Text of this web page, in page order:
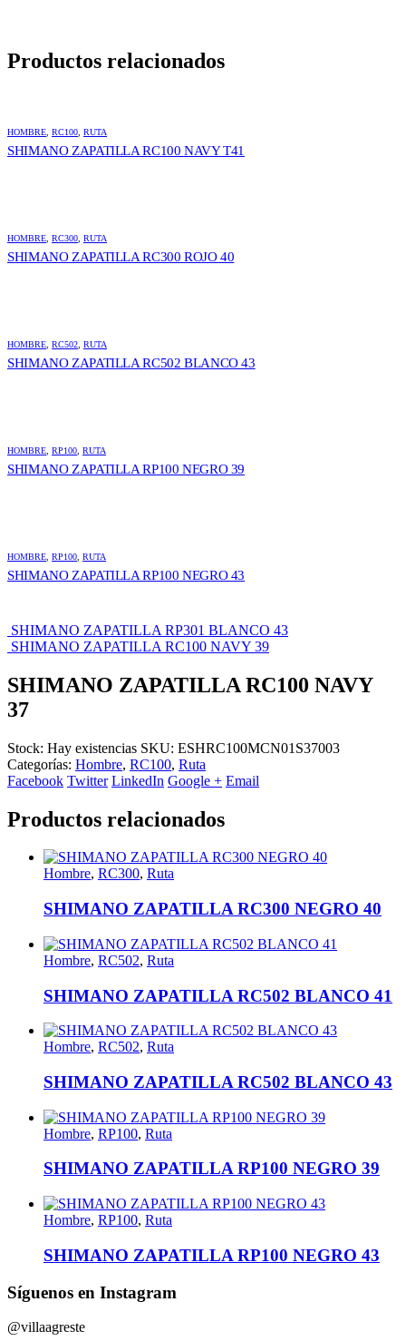
Productos relacionados
HOMBRE RC100 RUTA
SHIMANO ZAPATILLA RC100 NAVY T41
HOMBRE RC300 RUTA
SHIMANO ZAPATILLA RC300 ROJO 40
HOMBRE RC502 RUTA
SHIMANO ZAPATILLA RC502 BLANCO 43
HOMBRE RP100 RUTA
SHIMANO ZAPATILLA RP100 NEGRO 39
HOMBRE RP100 RUTA
SHIMANO ZAPATILLA RP100 NEGRO 43
SHIMANO ZAPATILLA RP301 BLANCO 43
SHIMANO ZAPATILLA RC100 NAVY 39
SHIMANO ZAPATILLA RC100 NAVY
37
Stock: Hay existencias SKU: ESHRC100MCN01S37003
Categorías: Hombre, RC100, Ruta
Facebook Twitter LinkedIn Google + Email
Productos relacionados
Hombre, RC300, Ruta
SHIMANO ZAPATILLA RC300 NEGRO 40
Hombre, RC502, Ruta
SHIMANO ZAPATILLA RC502 BLANCO 41
Hombre, RC502, Ruta
SHIMANO ZAPATILLA RC502 BLANCO 43
Hombre, RP100, Ruta
SHIMANO ZAPATILLA RP100 NEGRO 39
Hombre, RP100, Ruta
SHIMANO ZAPATILLA RP100 NEGRO 43
Síguenos en Instagram
@villaagreste